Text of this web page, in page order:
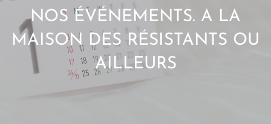
NOS ÉVÉNEMENTS. A LA
MAISON DES RÉSISTANTS OU
AILLEURS